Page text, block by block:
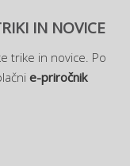
IN NOVICE
trike in novice. Po
e-priročnik